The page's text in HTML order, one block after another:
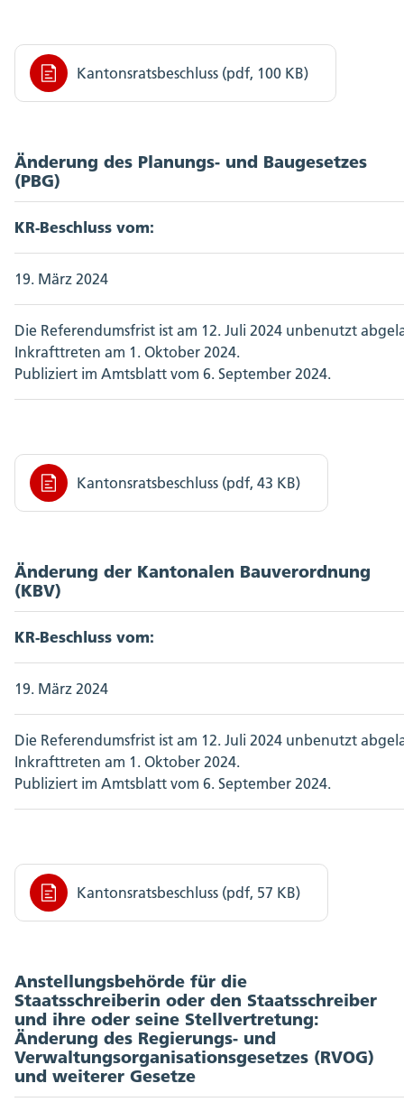
Kantonsratsbeschluss (pdf, 100 KB)
Änderung des Planungs- und Baugesetzes
(PBG)
KR-Beschluss vom:
19. März 2024
Die Referendumsfrist ist am 12. Juli 2024 unbenutzt
Inkrafttreten am 1. Oktober 2024.
Publiziert im Amtsblatt vom 6. September 2024.
Kantonsratsbeschluss (pdf, 43 KB)
Änderung der Kantonalen Bauverordnung
(KBV)
KR-Beschluss vom:
19. März 2024
Die Referendumsfrist ist am 12. Juli 2024 unbenutzt
Inkrafttreten am 1. Oktober 2024.
Publiziert im Amtsblatt vom 6. September 2024.
Kantonsratsbeschluss (pdf, 57 KB)
Anstellungsbehörde für die
Staatsschreiberin oder den Staatsschreiber
und ihre oder seine Stellvertretung:
Änderung des Regierungs- und
Verwaltungsorganisationsgesetzes (RVOG)
und weiterer Gesetze